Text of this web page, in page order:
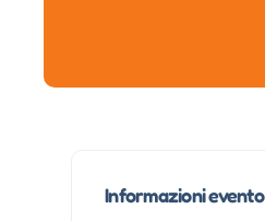
Informazioni evento